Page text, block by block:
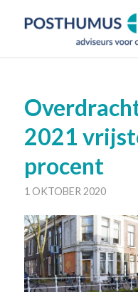
2021
procent
1 OKTOBER 2020